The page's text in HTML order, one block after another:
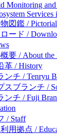
Monitoring
Services
図鑑 / Pictorial
ード /
要 / About the
革 / History
ンチ / Tenryu
スブランチ /
ンチ / Fuji
/ Staff
用拠点 /